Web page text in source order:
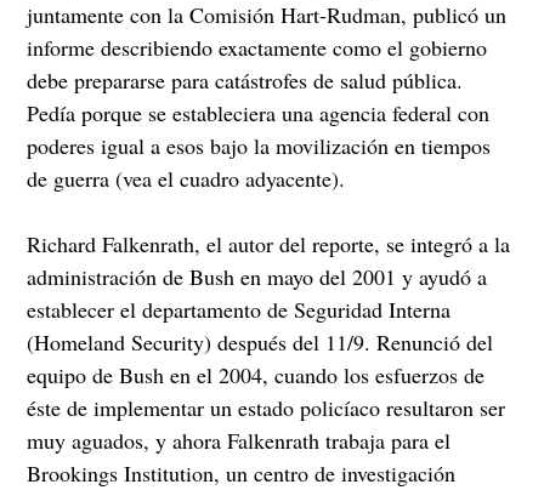
juntamente con la Comisión Hart-Rudman, publicó un
informe describiendo exactamente como el gobierno
debe prepararse para catástrofes de salud pública.
Pedía porque se estableciera una agencia federal con
poderes igual a esos bajo la movilización en tiempos
de guerra (vea el cuadro adyacente).
Richard Falkenrath, el autor del reporte, se integró a la
administración de Bush en mayo del 2001 y ayudó a
establecer el departamento de Seguridad Interna
(Homeland Security) después del 11/9. Renunció del
equipo de Bush en el 2004, cuando los esfuerzos de
éste de implementar un estado policíaco resultaron ser
muy aguados, y ahora Falkenrath trabaja para el
Brookings Institution, un centro de investigación